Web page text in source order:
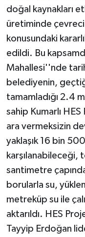
doğal kaynakları
üretiminde
konusundaki
edildi. Bu
Mahallesi''nde
belediyenin,
tamamladığı 2.4
sahip Kumarlı
ara vermeksizin
yaklaşık 16 bin 500
karşılanabileceği,
santimetre
borularla su,
metreküp su ile
aktarıldı. HES
Tayyip Erdoğan